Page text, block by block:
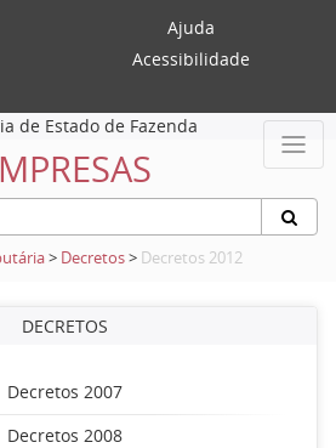
Ajuda
Acessibilidade
de Estado de Fazenda
> Decretos> Decretos 2012
DECRETOS
Decretos 2007
Decretos 2008